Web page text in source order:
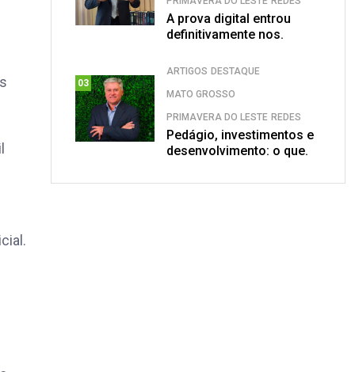
A prova digital entrou
definitivamente nos.
03
ARTIGOS DESTAQUE
MATO GROSSO
PRIMAVERA DO LESTE REDES
Pedágio, investimentos e
desenvolvimento: o que.